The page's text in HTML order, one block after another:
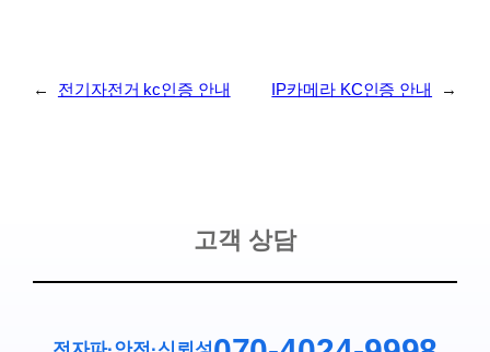
← 전기자전거 kc인증 안내 IP카메라 KC인증 안내 →
고객 상담